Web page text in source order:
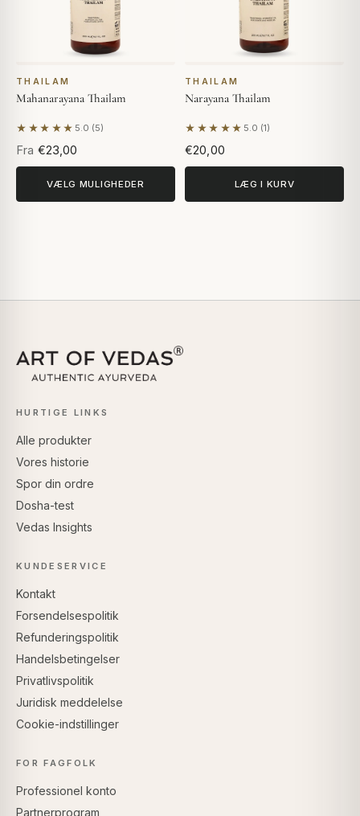
THAILAM
Mahanarayana Thailam
★★★★★ 5.0 (5)
Baseret på 5 anmeldelser
Fra €23,00
VÆLG MULIGHEDER
THAILAM
Narayana Thailam
★★★★★ 5.0 (1)
Baseret på 1 anmeldelse
€20,00
LÆG I KURV
HURTIGE LINKS
Alle produkter
Vores historie
Spor din ordre
Dosha-test
Vedas Insights
KUNDESERVICE
Kontakt
Forsendelsespolitik
Refunderingspolitik
Handelsbetingelser
Privatlivspolitik
Juridisk meddelelse
Cookie-indstillinger
FOR FAGFOLK
Professionel konto
Partnerprogram